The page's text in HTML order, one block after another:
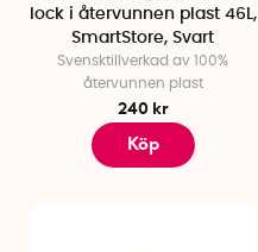
lock i återvunnen plast 46L,
SmartStore, Svart
Svensktillverkad av 100%
återvunnen plast
240 kr
Köp